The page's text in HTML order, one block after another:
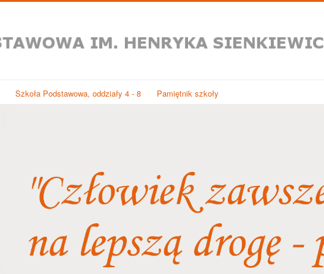
Szkoła Podstawowa, oddziały 4 - 8 Pamiętnik szkoły